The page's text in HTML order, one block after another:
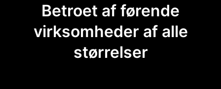
Betroet af førende
virksomheder af alle
størrelser